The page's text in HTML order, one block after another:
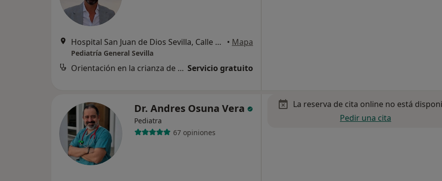
Hospital San Juan de Dios Sevilla, Calle San Juan de Dios 1, Sevilla • Mapa
Pediatría General Sevilla
Orientación en la crianza de los hijos Servicio gratuito
Dr. Andres Osuna Vera
Pediatra
67 opiniones
La reserva de cita online no está
Pedir una cita